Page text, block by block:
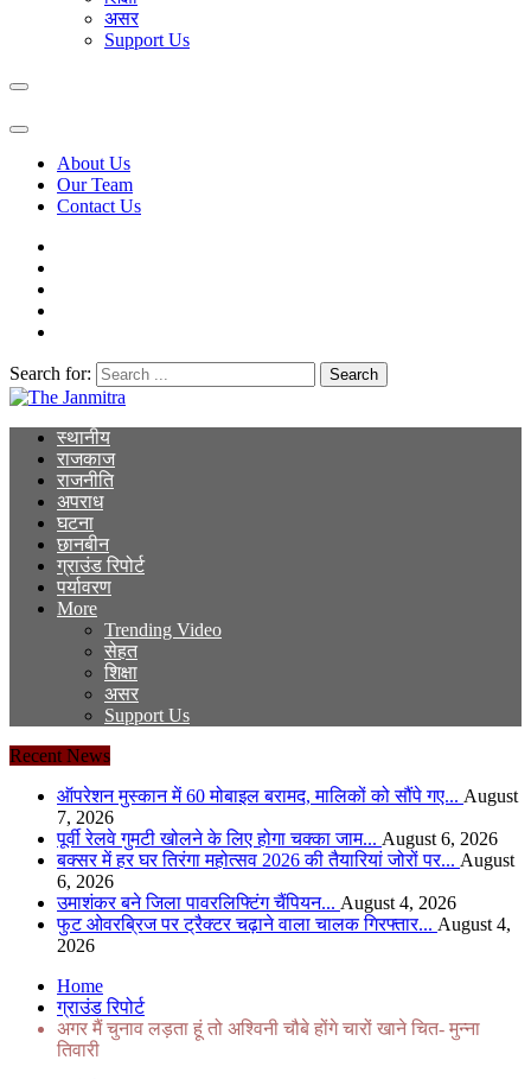
असर
Support Us
About Us
Our Team
Contact Us
Search for:
The Janmitra
The Janmitra
स्थानीय
राजकाज
राजनीति
अपराध
घटना
छानबीन
ग्राउंड रिपोर्ट
पर्यावरण
More
Trending Video
सेहत
शिक्षा
असर
Support Us
Recent News
ऑपरेशन मुस्कान में 60 मोबाइल बरामद, मालिकों को सौंपे गए... August
7, 2026
पूर्वी रेलवे गुमटी खोलने के लिए होगा चक्का जाम... August 6, 2026
बक्सर में हर घर तिरंगा महोत्सव 2026 की तैयारियां जोरों पर... August
6, 2026
उमाशंकर बने जिला पावरलिफ्टिंग चैंपियन... August 4, 2026
फुट ओवरब्रिज पर ट्रैक्टर चढ़ाने वाला चालक गिरफ्तार... August 4,
2026
Home
ग्राउंड रिपोर्ट
अगर मैं चुनाव लड़ता हूं तो अश्विनी चौबे होंगे चारों खाने चित- मुन्ना
तिवारी